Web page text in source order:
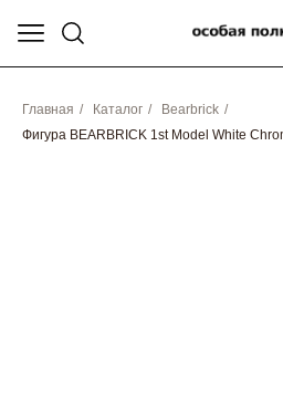
Главная / Каталог / Bearbrick /
Фигура BEARBRICK 1st Model White